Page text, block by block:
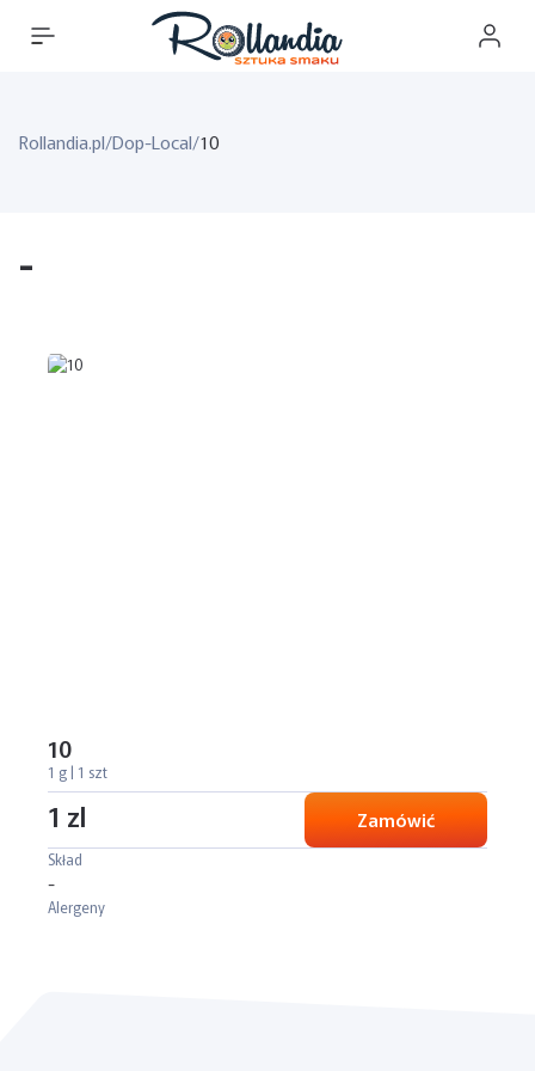
Rollandia.pl/Dop-Local/10
-
10
1 g | 1 szt
1 zl Zamówić
Skład
-
Alergeny